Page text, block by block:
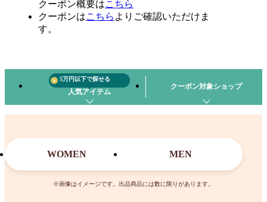
クーポン概要はこちら
クーポンはこちら よりご確認いただけま
す。
5万円以下で探せる
人気アイテム
クーポン対象ショップ
WOMEN MEN
※画像はイメージです。出品商品には数に限りがあります。